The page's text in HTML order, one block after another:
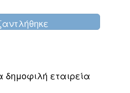
δημοφιλή εταιρεία